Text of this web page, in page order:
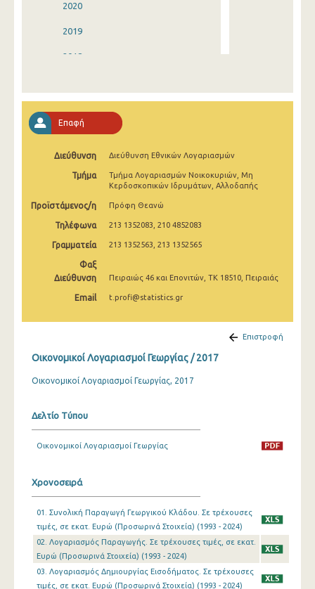
2020
2019
2018
2015
2014
2013
1993
Επαφή
Διεύθυνση Διεύθυνση Εθνικών Λογαριασμών
Τμήμα
Τμήμα Λογαριασμών Νοικοκυριών, Μη
Κερδοσκοπικών Ιδρυμάτων, Αλλοδαπής
Προϊστάμενος/η Πρόφη Θεανώ
Τηλέφωνα 213 1352083, 210 4852083
Γραμματεία 213 1352563, 213 1352565
Φαξ
Διεύθυνση
Πειραιώς 46 και Επονιτών, ΤΚ 18510, Πειραιάς
Email t.profi@statistics.gr
Επιστροφή
Οικονομικοί Λογαριασμοί Γεωργίας / 2017
Οικονομικοί Λογαριασμοί Γεωργίας, 2017
Δελτίο Τύπου
Οικονομικοί Λογαριασμοί Γεωργίας
Χρονοσειρά
01. Συνολική Παραγωγή Γεωργικού Κλάδου. Σε τρέχουσες
τιμές, σε εκατ. Ευρώ (Προσωρινά Στοιχεία) (1993 - 2024)
02. Λογαριασμός Παραγωγής. Σε τρέχουσες τιμές, σε εκατ.
Ευρώ (Προσωρινά Στοιχεία) (1993 - 2024)
03. Λογαριασμός Δημιουργίας Εισοδήματος. Σε τρέχουσες
τιμές, σε εκατ. Ευρώ (Προσωρινά Στοιχεία) (1993 - 2024)